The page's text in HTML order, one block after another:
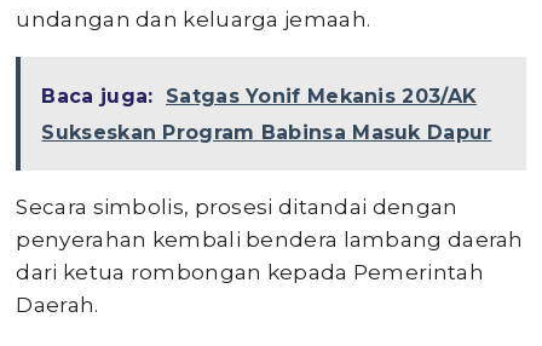
undangan dan keluarga jemaah.
Baca juga:
Satgas Yonif Mekanis 203/AK
Sukseskan Program Babinsa Masuk Dapur
Secara simbolis, prosesi ditandai dengan
penyerahan kembali bendera lambang daerah
dari ketua rombongan kepada Pemerintah
Daerah.